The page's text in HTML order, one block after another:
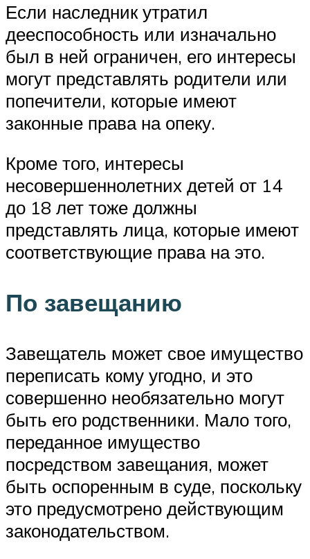
Если наследник утратил
дееспособность или изначально
был в ней ограничен, его интересы
могут представлять родители или
попечители, которые имеют
законные права на опеку.
Кроме того, интересы
несовершеннолетних детей от 14
до 18 лет тоже должны
представлять лица, которые имеют
соответствующие права на это.
По завещанию
Завещатель может свое имущество
переписать кому угодно, и это
совершенно необязательно могут
быть его родственники. Мало того,
переданное имущество
посредством завещания, может
быть оспоренным в суде, поскольку
это предусмотрено действующим
законодательством.